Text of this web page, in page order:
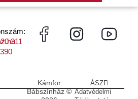
311
Kámfor
Bábszínház ©
ÁSZF
Adatvédelmi